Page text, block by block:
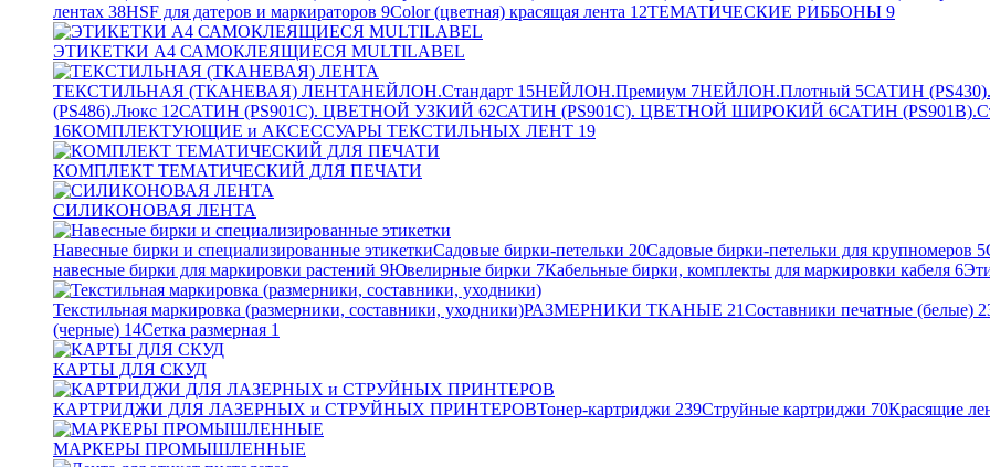
лентах 38HSF для датеров и маркираторов 9Color (цветная) красящая лента 12ТЕМАТИЧЕСКИЕ РИББОНЫ 9
ЭТИКЕТКИ А4 САМОКЛЕЯЩИЕСЯ MULTILABEL
ТЕКСТИЛЬНАЯ (ТКАНЕВАЯ) ЛЕНТАНЕЙЛОН.Стандарт 15НЕЙЛОН.Премиум 7НЕЙЛОН.Плотный 5САТИН
(PS486).Люкс 12САТИН (PS901C). ЦВЕТНОЙ УЗКИЙ 62САТИН (PS901C). ЦВЕТНОЙ ШИРОКИЙ 6САТИН
16КОМПЛЕКТУЮЩИЕ и АКСЕССУАРЫ ТЕКСТИЛЬНЫХ ЛЕНТ 19
КОМПЛЕКТ ТЕМАТИЧЕСКИЙ ДЛЯ ПЕЧАТИ
СИЛИКОНОВАЯ ЛЕНТА
Навесные бирки и специализированные этикеткиСадовые бирки-петельки 20Садовые бирки-петельки для крупномеров 5
навесные бирки для маркировки растений 9Ювелирные бирки 7Кабельные бирки, комплекты для маркировки кабеля 6
Текстильная маркировка (размерники, составники, уходники)РАЗМЕРНИКИ ТКАНЫЕ 21Составники печатные (белые)
(черные) 14Сетка размерная 1
КАРТЫ ДЛЯ СКУД
КАРТРИДЖИ ДЛЯ ЛАЗЕРНЫХ и СТРУЙНЫХ ПРИНТЕРОВТонер-картриджи 239Струйные картриджи 70Красящие
МАРКЕРЫ ПРОМЫШЛЕННЫЕ